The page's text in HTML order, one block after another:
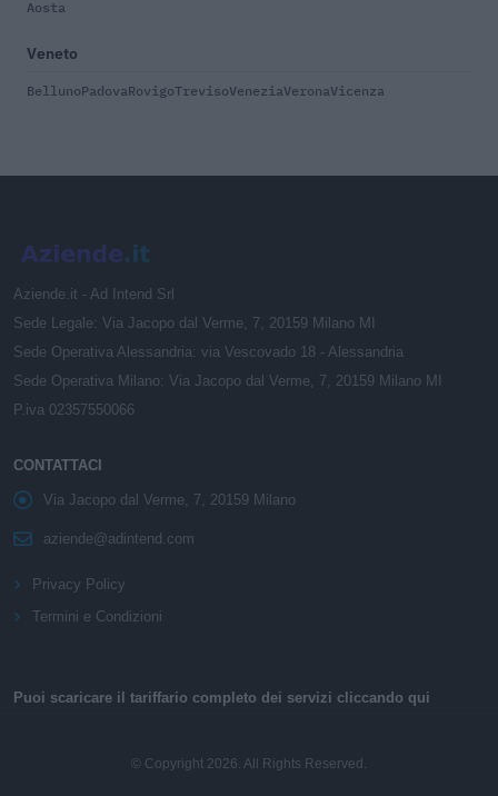
Aosta
Veneto
BellunoPadovaRovigoTrevisoVeneziaVeronaVicenza
Aziende.it - Ad Intend Srl
Sede Legale: Via Jacopo dal Verme, 7, 20159 Milano MI
Sede Operativa Alessandria: via Vescovado 18 - Alessandria
Sede Operativa Milano: Via Jacopo dal Verme, 7, 20159 Milano MI
P.iva 02357550066
CONTATTACI
Via Jacopo dal Verme, 7, 20159 Milano
aziende@adintend.com
Privacy Policy
Termini e Condizioni
Puoi scaricare il tariffario completo dei servizi cliccando qui
© Copyright 2026. All Rights Reserved.